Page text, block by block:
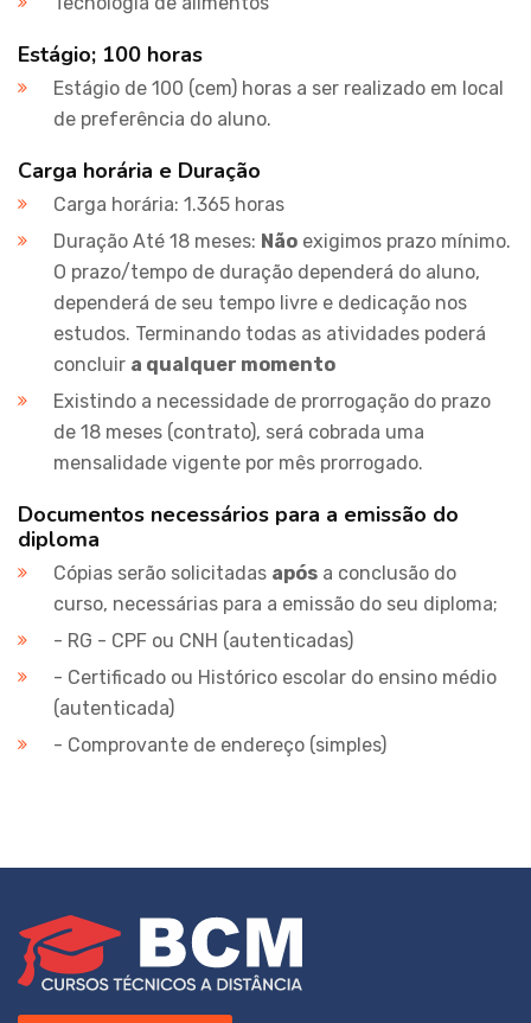
Estágio; 100 horas
Estágio de 100 (cem) horas a ser realizado em local
de preferência do aluno.
Carga horária e Duração
Carga horária: 1.365 horas
Duração Até 18 meses: Não exigimos prazo mínimo.
O prazo/tempo de duração dependerá do aluno,
dependerá de seu tempo livre e dedicação nos
estudos. Terminando todas as atividades poderá
concluir a qualquer momento
Existindo a necessidade de prorrogação do prazo
de 18 meses (contrato), será cobrada uma
mensalidade vigente por mês prorrogado.
Documentos necessários para a emissão do
diploma
Cópias serão solicitadas após a conclusão do
curso, necessárias para a emissão do seu diploma;
- RG - CPF ou CNH (autenticadas)
- Certificado ou Histórico escolar do ensino médio
(autenticada)
- Comprovante de endereço (simples)